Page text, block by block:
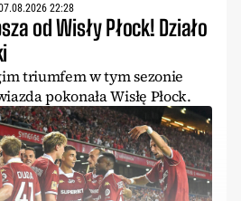
22:28
od Wisły Płock! Działo
triumfem w tym sezonie
pokonała Wisłę Płock.